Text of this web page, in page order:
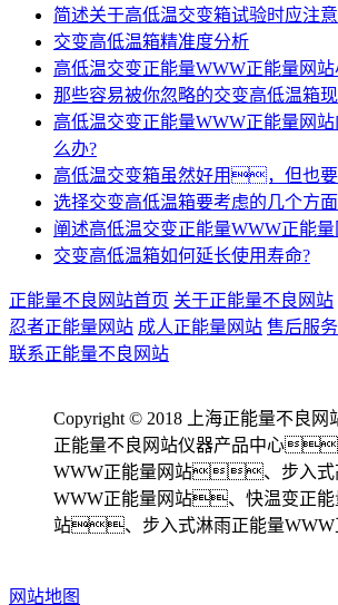
简述关于高低温交变箱试验时应注
交变高低温箱精准度分析
高低温交变正能量WWW正能量网
那些容易被你忽略的交变高低温箱
高低温交变正能量WWW正能量网
么办?
高低温交变箱虽然好用，但也
选择交变高低温箱要考虑的几个方面
阐述高低温交变正能量WWW正能量
交变高低温箱如何延长使用寿命?
正能量不良网站首页 关于正能量不良网站
忍者正能量网站 成人正能量网站 售后服务
联系正能量不良网站
Copyright © 2018 上海正能量不良网
正能量不良网站仪器产品中心
WWW正能量网站、步入式
WWW正能量网站、快温变正能
站、步入式淋雨正能量WWW
网站地图